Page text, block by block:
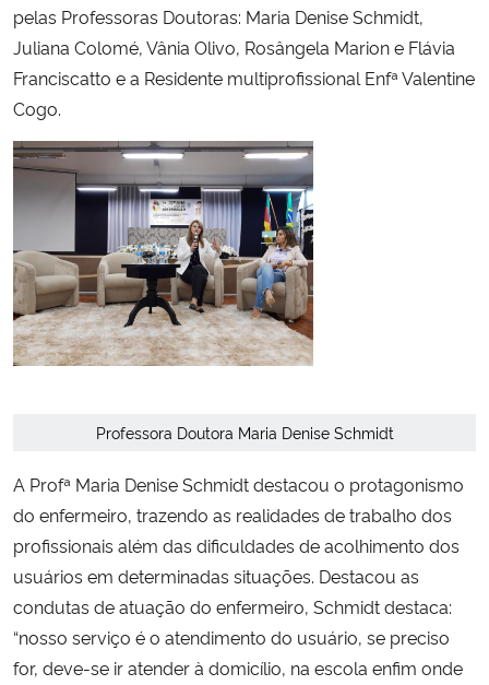
Secretaria-Geral
Secretaria de Governo
Advocacia-Geral da União
Banco Central do Brasil
Planalto
pelas Professoras Doutoras: Maria Denise Schmidt,
Juliana Colomé, Vânia Olivo, Rosângela Marion e Flávia
Franciscatto e a Residente multiprofissional Enfª Valentine
Cogo.
Professora Doutora Maria Denise Schmidt
A Profª Maria Denise Schmidt destacou o protagonismo
do enfermeiro, trazendo as realidades de trabalho dos
profissionais além das dificuldades de acolhimento dos
usuários em determinadas situações. Destacou as
condutas de atuação do enfermeiro, Schmidt destaca:
“nosso serviço é o atendimento do usuário, se preciso
for, deve-se ir atender à domicílio, na escola enfim onde